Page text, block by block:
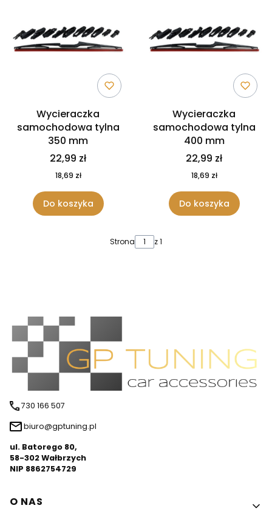
Wycieraczka
samochodowa tylna
350 mm
22,99 zł
18,69 zł
Do koszyka
Wycieraczka
samochodowa tylna
400 mm
22,99 zł
18,69 zł
Do koszyka
Strona z 1
730 166 507
biuro@gptuning.pl
ul. Batorego 80,
58-302 Wałbrzych
NIP 8862754729
Linki w stopce
O NAS